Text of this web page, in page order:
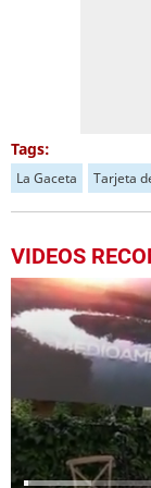
Tags:
La Gaceta Tarjeta
VIDEOS